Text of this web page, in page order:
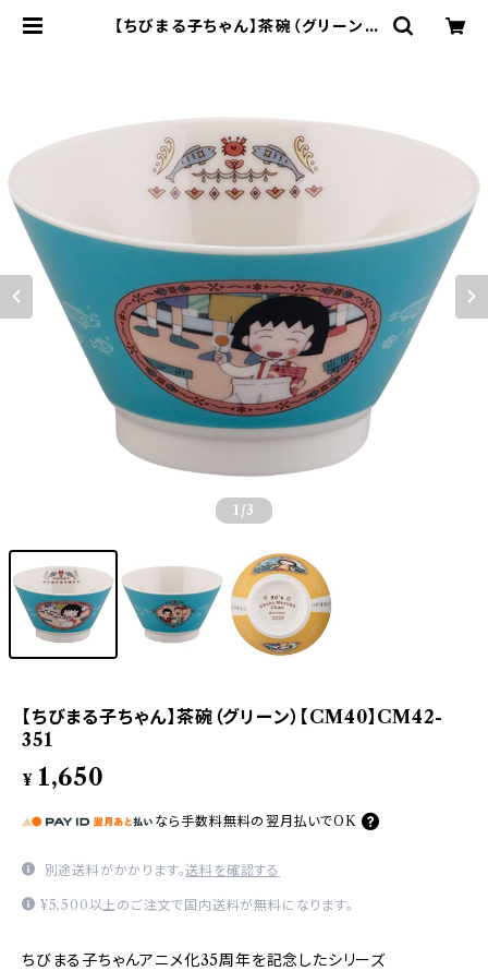
【ちびまる子ちゃん】茶碗（グリーン）
1 /3
【ちびまる子ちゃん】茶碗（グリーン）【CM40】CM42-
351
¥ 1,650
なら 手数料無料の 翌月払いでOK
別途送料がかかります。送料を確認する
¥5,500以上のご注文で国内送料が無料になります。
ちびまる子ちゃんアニメ化35周年を記念したシリーズ